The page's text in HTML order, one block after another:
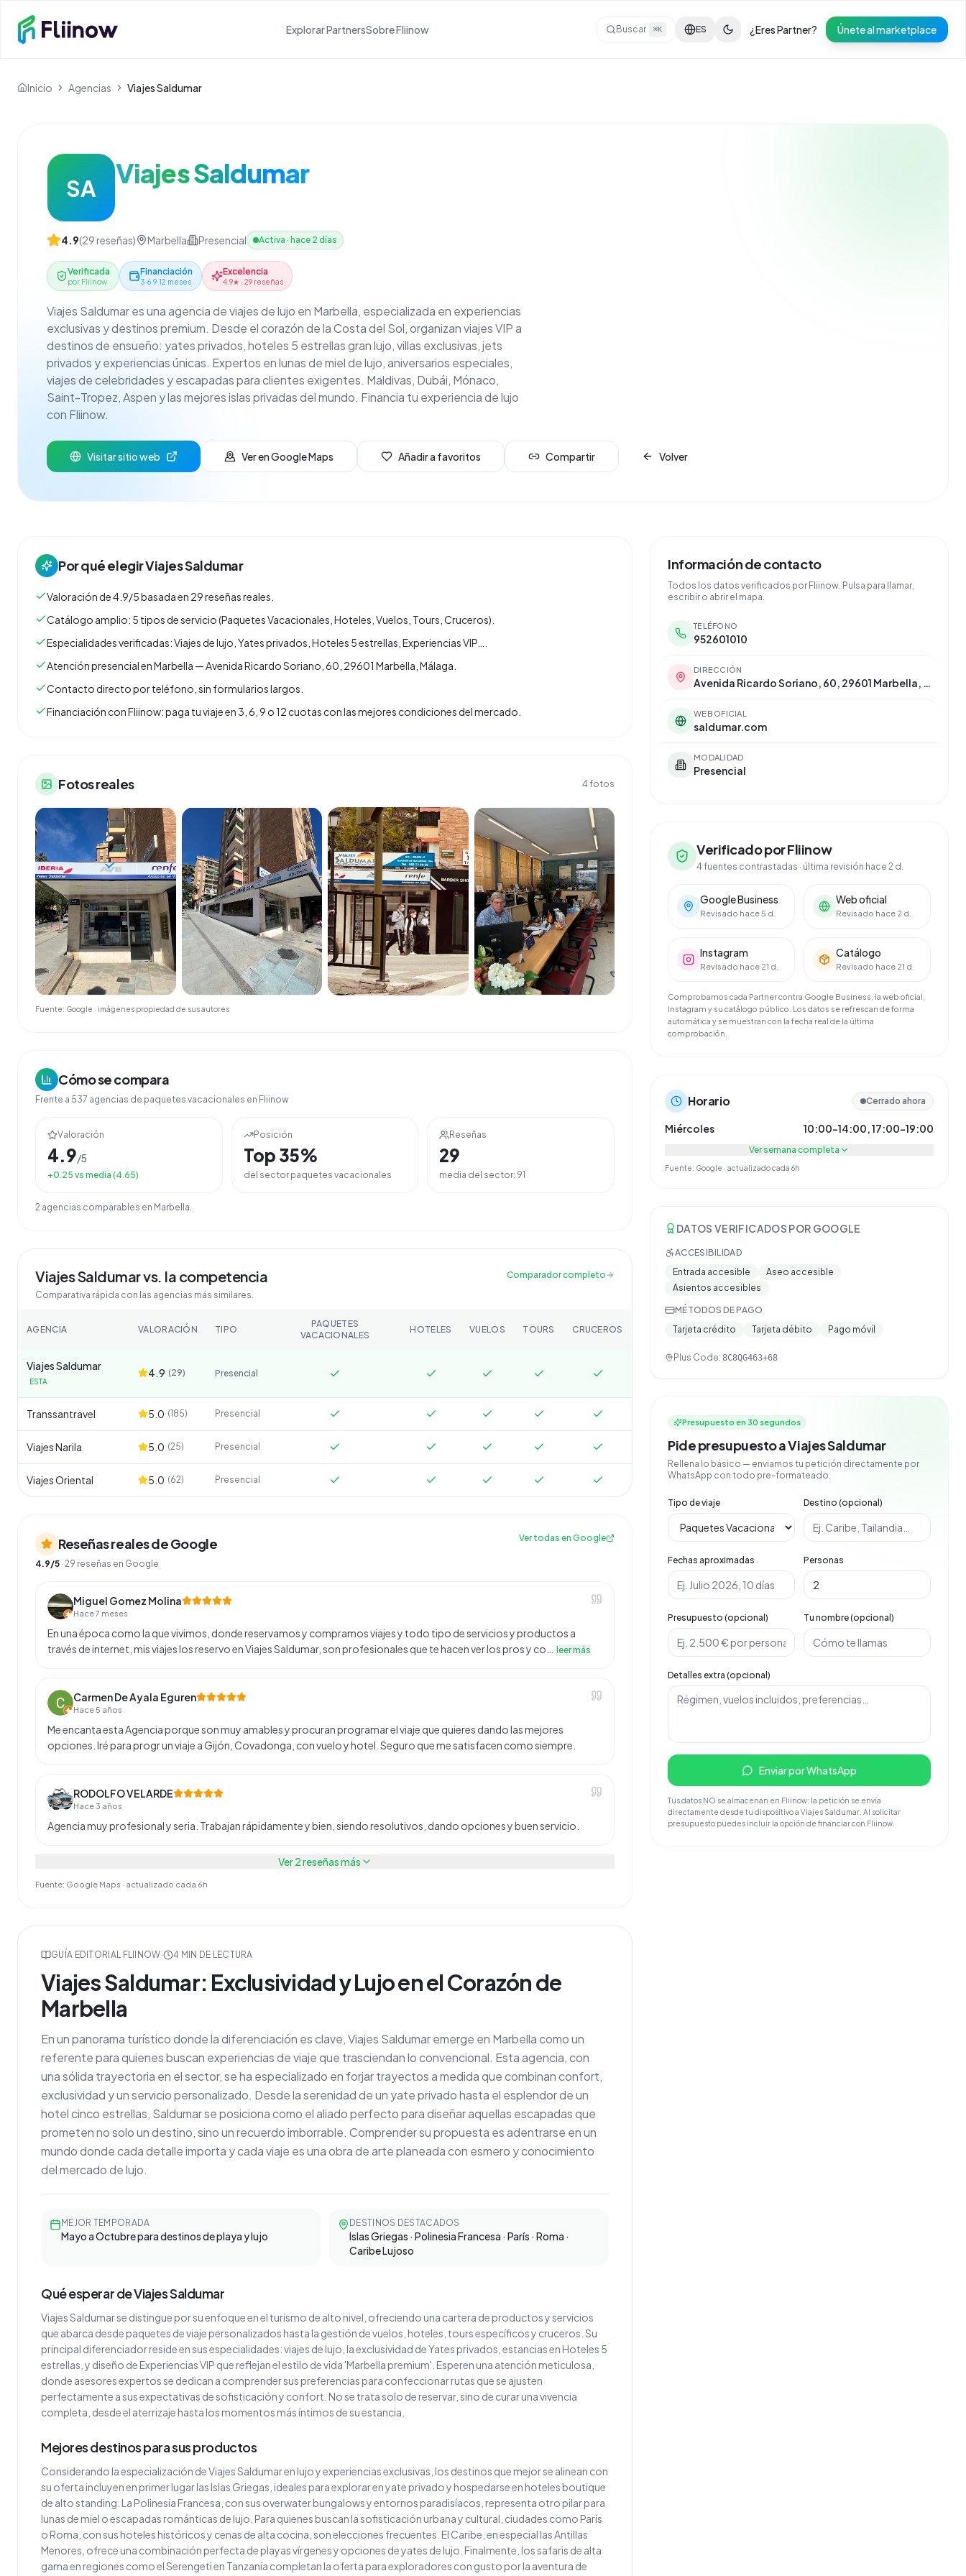
Explorar PartnersSobre Fliinow Buscar ⌘K ES ¿Eres Partner? Únete al marketplace
Inicio Agencias Viajes Saldumar
SA Viajes Saldumar
4.9(29reseñas) Marbella Presencial Activa · hace 2 días
Verificada
por Fliinow
Financiación
3·6·9·12 meses
Excelencia
4.9★ · 29 reseñas
Viajes Saldumar es una agencia de viajes de lujo en Marbella, especializada en experiencias
exclusivas y destinos premium. Desde el corazón de la Costa del Sol, organizan viajes VIP a
destinos de ensueño: yates privados, hoteles 5 estrellas gran lujo, villas exclusivas, jets
privados y experiencias únicas. Expertos en lunas de miel de lujo, aniversarios especiales,
viajes de celebridades y escapadas para clientes exigentes. Maldivas, Dubái, Mónaco,
Saint-Tropez, Aspen y las mejores islas privadas del mundo. Financia tu experiencia de lujo
con Fliinow.
Visitar sitio web Ver en Google Maps Añadir a favoritos Compartir Volver
Por qué elegirViajes Saldumar
Valoración de 4.9/5 basada en 29 reseñas reales.
Catálogo amplio: 5 tipos de servicio (Paquetes Vacacionales, Hoteles, Vuelos, Tours, Cruceros).
Especialidades verificadas: Viajes de lujo, Yates privados, Hoteles 5 estrellas, Experiencias VIP….
Atención presencial en Marbella — Avenida Ricardo Soriano, 60, 29601 Marbella, Málaga.
Contacto directo por teléfono, sin formularios largos.
Financiación con Fliinow: paga tu viaje en 3, 6, 9 o 12 cuotas con las mejores condiciones del mercado.
Fotos reales 4 fotos
Fuente: Google · imágenes propiedad de sus autores
Cómo se compara
Frente a 537 agencias de paquetes vacacionales en Fliinow
Valoración
4.9/5
+0.25 vs media (4.65)
Posición
Top 35%
del sector paquetes vacacionales
Reseñas
29
media del sector: 91
2 agencias comparables en Marbella.
Viajes Saldumarvs. la competencia
Comparativa rápida con las agencias más similares.
Comparador completo
AGENCIA VALORACIÓN TIPO
PAQUETES
VACACIONALES
HOTELES VUELOS TOURS CRUCEROS
Viajes Saldumar
ESTA
4.9 (29) Presencial
Transsantravel 5.0 (185) Presencial
Viajes Narila 5.0 (25) Presencial
Viajes Oriental 5.0 (62) Presencial
Reseñas reales de Google
4.9/5 · 29 reseñas en Google
Ver todas en Google
Miguel Gomez Molina
Hace 7 meses
En una época como la que vivimos, donde reservamos y compramos viajes y todo tipo de servicios y productos a
través de internet, mis viajes los reservo en Viajes Saldumar, son profesionales que te hacen ver los pros y co…
leer más
Carmen De Ayala Eguren
Hace 5 años
Me encanta esta Agencia porque son muy amables y procuran programar el viaje que quieres dando las mejores
opciones. Iré para progr un viaje a Gijón, Covadonga, con vuelo y hotel. Seguro que me satisfacen como siempre.
RODOLFO VELARDE
Hace 3 años
Agencia muy profesional y seria. Trabajan rápidamente y bien, siendo resolutivos, dando opciones y buen servicio.
Ver2reseñas más
Fuente: Google Maps · actualizado cada 6h
GUÍA EDITORIAL FLIINOW· 4 MIN DE LECTURA
Viajes Saldumar: Exclusividad y Lujo en el Corazón de
Marbella
En un panorama turístico donde la diferenciación es clave, Viajes Saldumar emerge en Marbella como un
referente para quienes buscan experiencias de viaje que trasciendan lo convencional. Esta agencia, con
una sólida trayectoria en el sector, se ha especializado en forjar trayectos a medida que combinan confort,
exclusividad y un servicio personalizado. Desde la serenidad de un yate privado hasta el esplendor de un
hotel cinco estrellas, Saldumar se posiciona como el aliado perfecto para diseñar aquellas escapadas que
prometen no solo un destino, sino un recuerdo imborrable. Comprender su propuesta es adentrarse en un
mundo donde cada detalle importa y cada viaje es una obra de arte planeada con esmero y conocimiento
del mercado de lujo.
MEJOR TEMPORADA
Mayo a Octubre para destinos de playa y lujo
DESTINOS DESTACADOS
Islas Griegas · Polinesia Francesa · París · Roma ·
Caribe Lujoso
Qué esperar de Viajes Saldumar
Viajes Saldumar se distingue por su enfoque en el turismo de alto nivel, ofreciendo una cartera de productos y servicios
que abarca desde paquetes de viaje personalizados hasta la gestión de vuelos, hoteles, tours específicos y cruceros. Su
principal diferenciador reside en sus especialidades: viajes de lujo, la exclusividad de Yates privados, estancias en Hoteles 5
estrellas, y diseño de Experiencias VIP que reflejan el estilo de vida 'Marbella premium'. Esperen una atención meticulosa,
donde asesores expertos se dedican a comprender sus preferencias para confeccionar rutas que se ajusten
perfectamente a sus expectativas de sofisticación y confort. No se trata solo de reservar, sino de curar una vivencia
completa, desde el aterrizaje hasta los momentos más íntimos de su estancia.
Mejores destinos para sus productos
Considerando la especialización de Viajes Saldumar en lujo y experiencias exclusivas, los destinos que mejor se alinean con
su oferta incluyen en primer lugar las Islas Griegas, ideales para explorar en yate privado y hospedarse en hoteles boutique
de alto standing. La Polinesia Francesa, con sus overwater bungalows y entornos paradisíacos, representa otro pilar para
lunas de miel o escapadas románticas de lujo. Para quienes buscan la sofisticación urbana y cultural, ciudades como París
o Roma, con sus hoteles históricos y cenas de alta cocina, son elecciones frecuentes. El Caribe, en especial las Antillas
Menores, ofrece una combinación perfecta de playas vírgenes y opciones de yates de lujo. Finalmente, los safaris de alta
gama en regiones como el Serengeti en Tanzania completan la oferta para exploradores con gusto por la aventura de
Información de contacto
Todos los datos verificados por Fliinow. Pulsa para llamar,
escribir o abrir el mapa.
TELÉFONO
952601010
DIRECCIÓN
Avenida Ricardo Soriano, 60, 29601 Marbella, Málaga
WEB OFICIAL
saldumar.com
MODALIDAD
Presencial
Verificado por Fliinow
4 fuentes contrastadas · última revisión hace 2 d.
Google Business
Revisado hace 5 d.
Web oficial
Revisado hace 2 d.
Instagram
Revisado hace 21 d.
Catálogo
Revisado hace 21 d.
Comprobamos cada Partner contra Google Business, la web oficial,
Instagram y su catálogo público. Los datos se refrescan de forma
automática y se muestran con la fecha real de la última
comprobación.
Horario Cerrado ahora
Miércoles 10:00–14:00, 17:00–19:00
Ver semana completa
Fuente: Google · actualizado cada 6h
DATOS VERIFICADOS POR GOOGLE
ACCESIBILIDAD
Entrada accesible
Aseo accesible
Asientos accesibles
MÉTODOS DE PAGO
Tarjeta crédito
Tarjeta débito Pago móvil
Plus Code: 8C8QG463+68
Presupuesto en 30 segundos
Pide presupuesto a Viajes Saldumar
Rellena lo básico — enviamos tu petición directamente por
WhatsApp con todo pre-formateado.
Tipo de viaje Destino (opcional)
Fechas aproximadas Personas
Presupuesto (opcional) Tu nombre (opcional)
Detalles extra (opcional)
Enviar por WhatsApp
Tus datos NO se almacenan en Fliinow: la petición se envía
directamente desde tu dispositivo a Viajes Saldumar. Al solicitar
presupuesto puedes incluir la opción de financiar con Fliinow.